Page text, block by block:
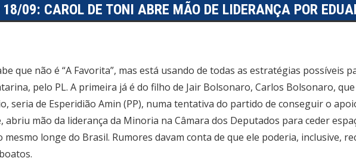
18/09: CAROL DE TONI ABRE MÃO DE LIDERANÇA POR
que não é “A Favorita”, mas está usando de todas as estratégias possíveis
pelo PL. A primeira já é do filho de Jair Bolsonaro, Carlos Bolsonaro,
seria de Esperidião Amin (PP), numa tentativa do partido de conseguir o
abriu mão da liderança da Minoria na Câmara dos Deputados para ceder
mesmo longe do Brasil. Rumores davam conta de que ele poderia, inclusive,